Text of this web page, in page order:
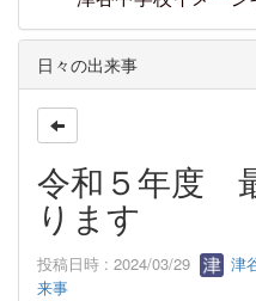
日々の出来事
令和５年度
ります
投稿日時 : 2024/03/29 津
来事